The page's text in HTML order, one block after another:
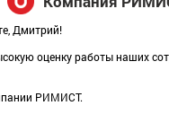
Дмитрий!
оценку работы наших
РИМИСТ.